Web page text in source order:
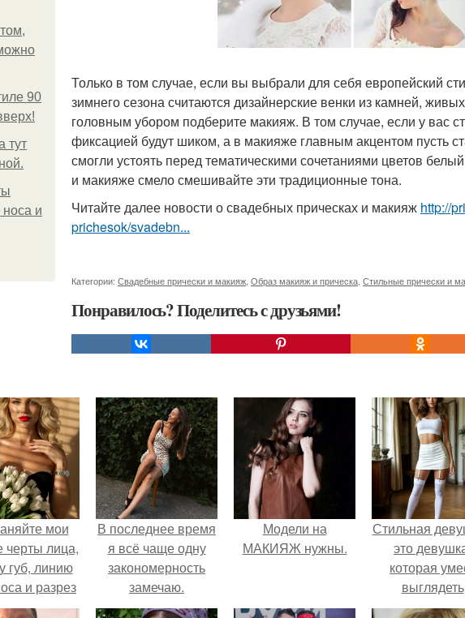
90
тут
и
Только в том случае, если вы выбрали для себя европейский
зимнего сезона считаются дизайнерские венки из камней,
головным убором подберите макияж. В том случае, если у вас
фиксацией будут шиком, а в макияже главным акцентом пусть
смогли устоять перед тематическими сочетаниями цветов
и макияже смело смешивайте эти традиционные тона.
Читайте далее новости о свадебных прическах и макияж http://
prichesok/svadebn...
Категории: Свадебные прически и макияж Образ макияж и прическа Стильные прически и
Понравилось? Поделитесь с друзьями!
мои
черты лица,
губ, линию
и разрез
глаз.
В последнее время
я всё чаще одну
закономерность
замечаю.
Модели на
МАКИЯЖ нужны.
Стильная
это
которая
выглядеть